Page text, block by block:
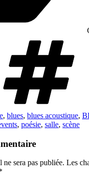
, blues, blues acoustique,
, poésie, salle, scène
ne sera pas publiée. Les